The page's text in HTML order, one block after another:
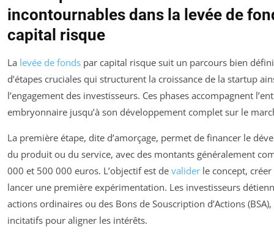
incontournables dans la levée de
capital risque
La levée de fonds par capital risque suit un parcours bien
d’étapes cruciales qui structurent la croissance de la startup
l’engagement des investisseurs. Ces phases accompagnent
embryonnaire jusqu’à son développement complet sur le
La première étape, dite d’amorçage, permet de financer le
du produit ou du service, avec des montants généralement
000 et 500 000 euros. L’objectif est de valider le concept,
lancer une première expérimentation. Les investisseurs
actions ordinaires ou des Bons de Souscription d’Actions
incitatifs pour aligner les intérêts.